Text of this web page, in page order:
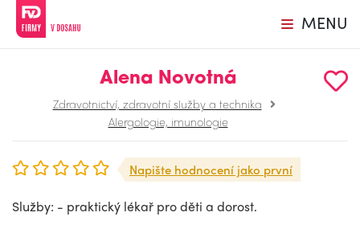
MENU
Alena Novotná
Zdravotnictví, zdravotní služby a technika
Alergologie, imunologie
Napište hodnocení jako první
Služby: - praktický lékař pro děti a dorost.